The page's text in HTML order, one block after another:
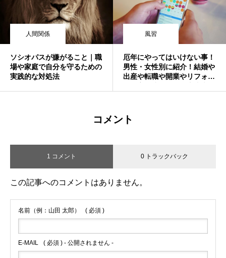
人間関係
ソシオパスが嫌がること｜職
場や家庭で自分を守るための
実践的な対処法
風習
厄年にやってはいけない事！
男性・女性別に紹介！結婚や
出産や転職や開業やリフォー
コメント
1 コメント 0 トラックバック
この記事へのコメントはありません。
名前（例：山田 太郎） ( 必須 )
E-MAIL ( 必須 ) - 公開されません -